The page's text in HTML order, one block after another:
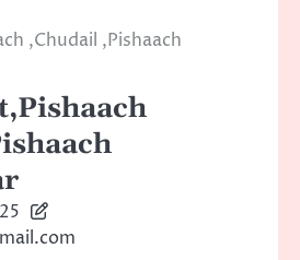
,Chudail ,Pishaach